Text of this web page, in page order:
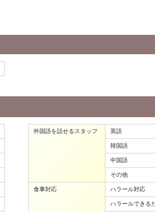
外国語を話せるスタッフ 英語
韓国語
中国語
その他
食事対応 ハラール対応
ハラールできる